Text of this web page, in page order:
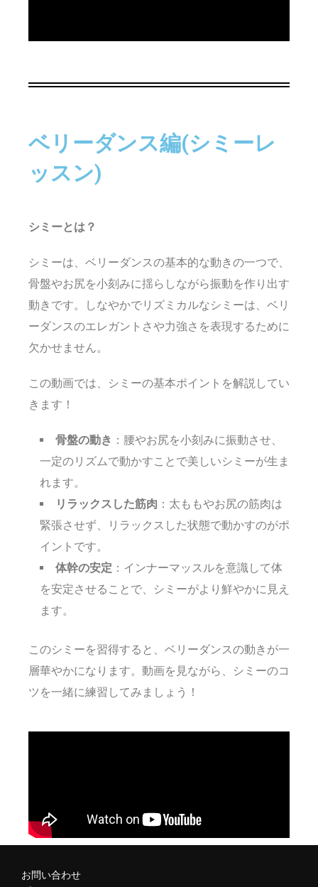
ベリーダンス編(シミーレ
ッスン)
シミーとは？
シミーは、ベリーダンスの基本的な動きの一つで、
骨盤やお尻を小刻みに揺らしながら振動を作り出す
動きです。しなやかでリズミカルなシミーは、ベリ
ーダンスのエレガントさや力強さを表現するために
欠かせません。
この動画では、シミーの基本ポイントを解説してい
きます！
骨盤の動き ：腰やお尻を小刻みに振動させ、
一定のリズムで動かすことで美しいシミーが生ま
れます。
リラックスした筋肉 ：太ももやお尻の筋肉は
緊張させず、リラックスした状態で動かすのがポ
イントです。
体幹の安定 ：インナーマッスルを意識して体
を安定させることで、シミーがより鮮やかに見え
ます。
このシミーを習得すると、ベリーダンスの動きが一
層華やかになります。動画を見ながら、シミーのコ
ツを一緒に練習してみましょう！
お問い合わせ